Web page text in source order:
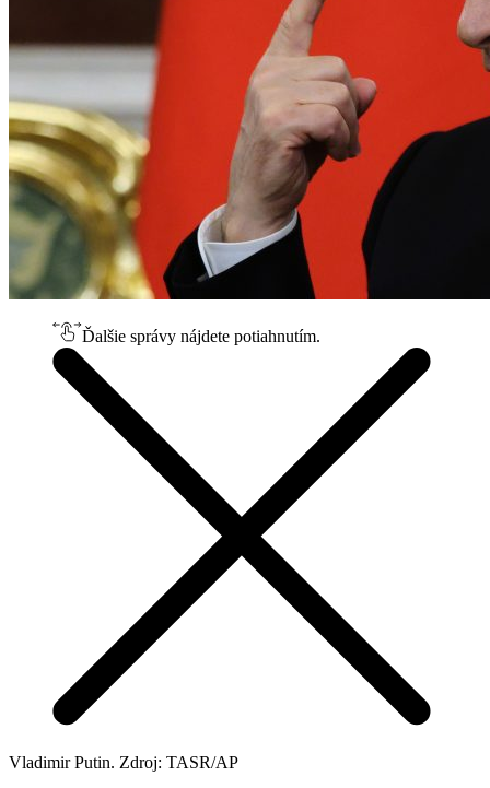
Ďalšie správy nájdete potiahnutím.
Vladimir Putin. Zdroj: TASR/AP